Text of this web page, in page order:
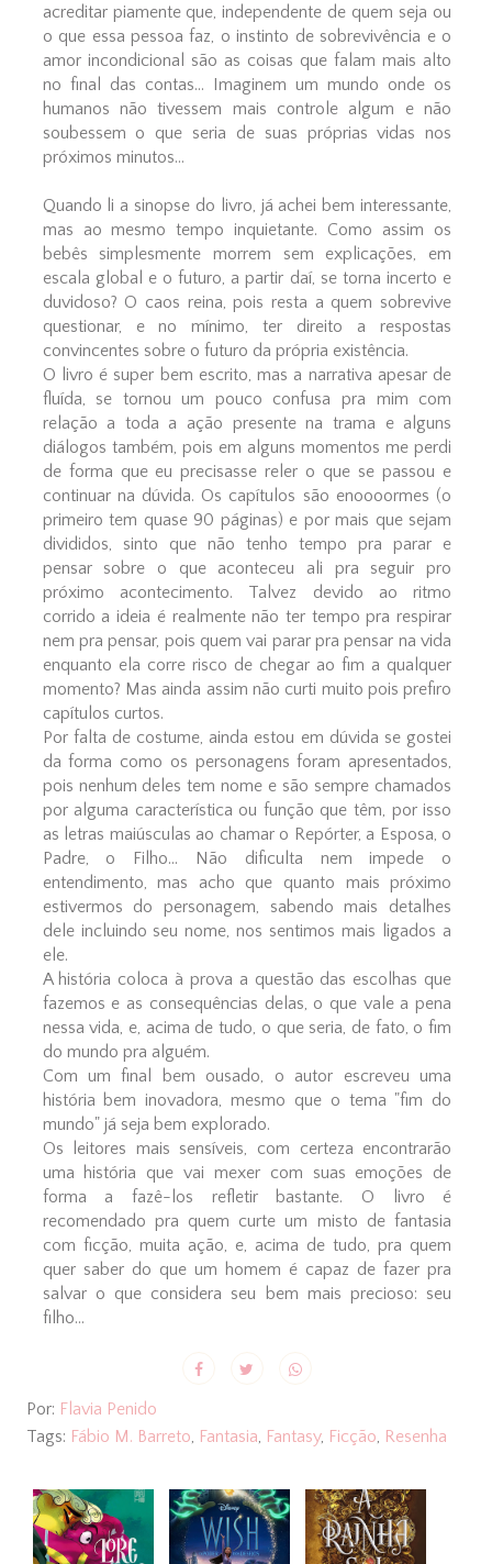
acreditar piamente que, independente de quem seja ou
o que essa pessoa faz, o instinto de sobrevivência e o
amor incondicional são as coisas que falam mais alto
no final das contas... Imaginem um mundo onde os
humanos não tivessem mais controle algum e não
soubessem o que seria de suas próprias vidas nos
próximos minutos...
Quando li a sinopse do livro, já achei bem interessante,
mas ao mesmo tempo inquietante. Como assim os
bebês simplesmente morrem sem explicações, em
escala global e o futuro, a partir daí, se torna incerto e
duvidoso? O caos reina, pois resta a quem sobrevive
questionar, e no mínimo, ter direito a respostas
convincentes sobre o futuro da própria existência.
O livro é super bem escrito, mas a narrativa apesar de
fluída, se tornou um pouco confusa pra mim com
relação a toda a ação presente na trama e alguns
diálogos também, pois em alguns momentos me perdi
de forma que eu precisasse reler o que se passou e
continuar na dúvida. Os capítulos são enoooormes (o
primeiro tem quase 90 páginas) e por mais que sejam
divididos, sinto que não tenho tempo pra parar e
pensar sobre o que aconteceu ali pra seguir pro
próximo acontecimento. Talvez devido ao ritmo
corrido a ideia é realmente não ter tempo pra respirar
nem pra pensar, pois quem vai parar pra pensar na vida
enquanto ela corre risco de chegar ao fim a qualquer
momento? Mas ainda assim não curti muito pois prefiro
capítulos curtos.
Por falta de costume, ainda estou em dúvida se gostei
da forma como os personagens foram apresentados,
pois nenhum deles tem nome e são sempre chamados
por alguma característica ou função que têm, por isso
as letras maiúsculas ao chamar o Repórter, a Esposa, o
Padre, o Filho... Não dificulta nem impede o
entendimento, mas acho que quanto mais próximo
estivermos do personagem, sabendo mais detalhes
dele incluindo seu nome, nos sentimos mais ligados a
ele.
A história coloca à prova a questão das escolhas que
fazemos e as consequências delas, o que vale a pena
nessa vida, e, acima de tudo, o que seria, de fato, o fim
do mundo pra alguém.
Com um final bem ousado, o autor escreveu uma
história bem inovadora, mesmo que o tema "fim do
mundo" já seja bem explorado.
Os leitores mais sensíveis, com certeza encontrarão
uma história que vai mexer com suas emoções de
forma a fazê-los refletir bastante. O livro é
recomendado pra quem curte um misto de fantasia
com ficção, muita ação, e, acima de tudo, pra quem
quer saber do que um homem é capaz de fazer pra
salvar o que considera seu bem mais precioso: seu
filho...
Por: Flavia Penido
Tags: Fábio M. Barreto, Fantasia, Fantasy, Ficção, Resenha